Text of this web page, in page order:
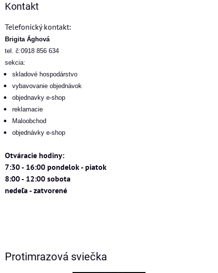
Kontakt
Telefonický kontakt:
Brigita Ághová
tel. č:0918 856 634
sekcia:
skladové hospodárstvo
vybavovanie objednávok
objednavky e-shop
reklamacie
Maloobchod
objednávky e-shop
Otváracie hodiny:
7:30 - 16:00 pondelok - piatok
8:00 - 12:00 sobota
nedeľa - zatvorené
Protimrazová sviečka